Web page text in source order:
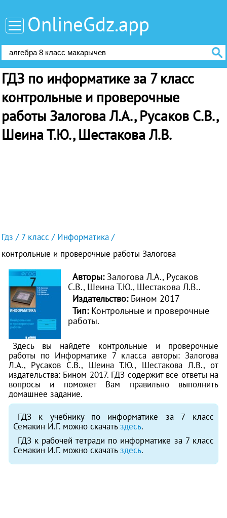
OnlineGdz.app
ГДЗ по информатике за 7 класс
контрольные и проверочные
работы Залогова Л.А., Русаков С.В.,
Шеина Т.Ю., Шестакова Л.В.
Гдз 7 класс
Информатика
контрольные и проверочные работы Залогова
Авторы: Залогова Л.А., Русаков
С.В., Шеина Т.Ю., Шестакова Л.В..
Издательство: Бином 2017
Тип:Контрольные и проверочные
работы.
Здесь вы найдете контрольные и проверочные
работы по Информатике 7 класса авторы: Залогова
Л.А., Русаков С.В., Шеина Т.Ю., Шестакова Л.В., от
издательства: Бином 2017. ГДЗ содержит все ответы на
вопросы и поможет Вам правильно выполнить
домашнее задание.
ГДЗ к учебнику по информатике за 7 класс
Семакин И.Г. можно скачатьздесь.
ГДЗ к рабочей тетради по информатике за 7 класс
Семакин И.Г. можно скачатьздесь.